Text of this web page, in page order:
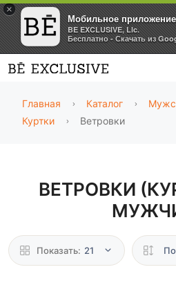
×
Мобильное приложение
BE EXCLUSIVE, Llc.
Бесплатно - Скачать из
Главная Каталог
Куртки
Ветровки
ВЕТРОВКИ
Показать: 21